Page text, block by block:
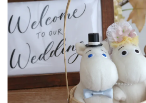
◆その他
※土・日・祝日の発送業務はお休みです。
※資材・ラッピングのリボン種類は予告な
います。
※電報（メッセージカード）はご注文頂い
す。メッセージの変更はできません。
※沖縄・離島・一部地域は追加送料がかかる
結婚式、披露宴、結婚祝い、お祝いなど